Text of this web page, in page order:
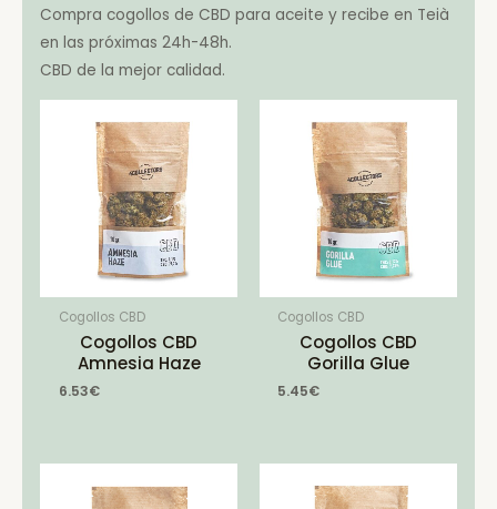
Compra cogollos de CBD para aceite y recibe en Teià
en las próximas 24h-48h.
CBD de la mejor calidad.
Cogollos CBD
Cogollos CBD
Amnesia Haze
6.53€
Cogollos CBD
Cogollos CBD
Gorilla Glue
5.45€